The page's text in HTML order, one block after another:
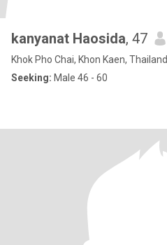
kanyanat Haosida, 47
Khok Pho Chai, Khon Kaen, Thailand
Seeking: Male 46 - 60